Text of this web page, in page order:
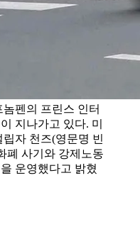
놈펜의 프린스 인터
지나가고 있다. 미
자 천즈(영문명 빈
폐 사기와 강제노동
운영했다고 밝혔